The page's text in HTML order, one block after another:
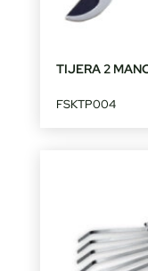
TIJERA 2
FSKTP004